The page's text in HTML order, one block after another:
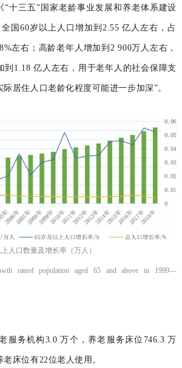
“十三五”国家老龄事业发展和养老体系建设
国60岁以上人口增加到2.55 亿人左右，占
左右；高龄老年人增加到2 900万人左右，
到1.18 亿人左右，用于老年人的社会保障支
居住人口老龄化程度可能进一步加深”。
人口数量及增长率（万人）
rateof population aged 65 and above in 1999—
服务机构3.0 万个，养老服务床位746.3 万
老床位有22位老人使用。